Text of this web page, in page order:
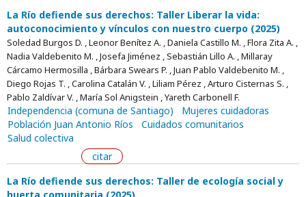
La Río defiende sus derechos: Taller Liberar la vida:
autoconocimiento y vínculos con nuestro cuerpo (2025)
Soledad Burgos D. , Leonor Benítez A. , Daniela Castillo M. , Flora Zita A. ,
Nadia Valdebenito M. , Josefa Jiménez , Sebastián Lillo A. , Millaray
Cárcamo Hermosilla , Bárbara Swears P. , Juan Pablo Valdebenito M. ,
Diego Rojas T. , Carolina Catalán V. , Liliam Pérez , Arturo Cisternas S. ,
Pablo Zaldívar V. , María Sol Anigstein , Yareth Carbonell F.
Independencia (comuna de Santiago)
Mujeres cuidadoras
Población Juan Antonio Ríos
Cuidados comunitarios
Salud colectiva
citar
La Río defiende sus derechos: Taller de ecología social y